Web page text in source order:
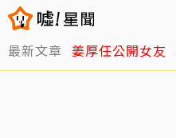
最新文章 姜厚任公開女友